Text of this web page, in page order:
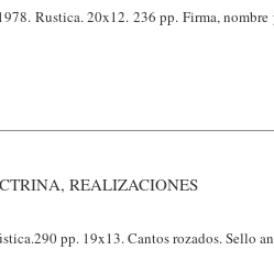
Rustica. 20x12. 236 pp. Firma,
REALIZACIONES
pp. 19x13. Cantos rozados. Sello